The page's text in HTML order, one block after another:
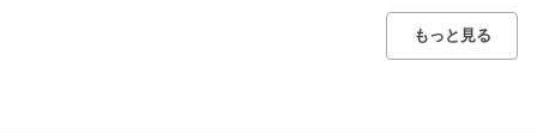
もっと見る